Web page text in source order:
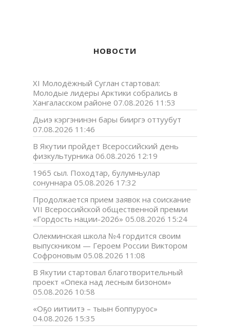
НОВОСТИ
XI Молодёжный Суглан стартовал:
Молодые лидеры Арктики собрались в
Хангаласском районе 07.08.2026 11:53
Дьиэ кэргэнинэн бары бииргэ оттуубут
07.08.2026 11:46
В Якутии пройдет Всероссийский день
физкультурника 06.08.2026 12:19
1965 сыл. Походтар, булумньулар
сонуннара 05.08.2026 17:32
Продолжается прием заявок на соискание
VII Всероссийской общественной премии
«Гордость нации-2026» 05.08.2026 15:24
Олекминская школа №4 гордится своим
выпускником — Героем России Виктором
Софроновым 05.08.2026 11:08
В Якутии стартовал благотворительный
проект «Опека над лесным бизоном»
05.08.2026 10:58
«Оҕо иитиитэ – тыын боппуруос»
04.08.2026 15:35